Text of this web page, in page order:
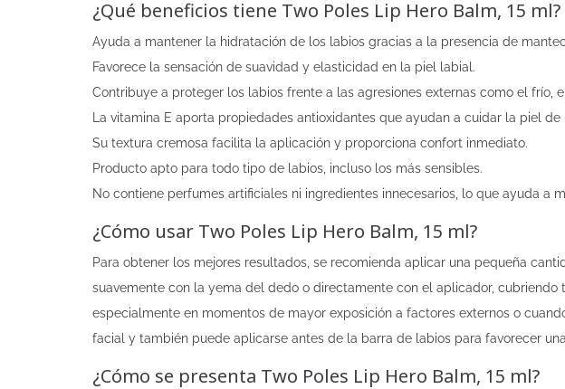
¿Qué beneficios tiene Two Poles Lip Hero Balm, 15 ml?
Ayuda a mantener la hidratación de los labios gracias a la presencia de
Favorece la sensación de suavidad y elasticidad en la piel labial.
Contribuye a proteger los labios frente a las agresiones externas como el frío,
La vitamina E aporta propiedades antioxidantes que ayudan a cuidar la piel de
Su textura cremosa facilita la aplicación y proporciona confort inmediato.
Producto apto para todo tipo de labios, incluso los más sensibles.
No contiene perfumes artificiales ni ingredientes innecesarios, lo que ayuda a
¿Cómo usar Two Poles Lip Hero Balm, 15 ml?
Para obtener los mejores resultados, se recomienda aplicar una pequeña
suavemente con la yema del dedo o directamente con el aplicador,
especialmente en momentos de mayor exposición a factores externos o
facial y también puede aplicarse antes de la barra de labios para favorecer
¿Cómo se presenta Two Poles Lip Hero Balm, 15 ml?